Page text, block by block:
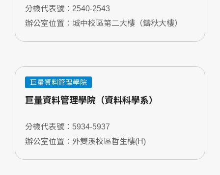
分機代表號：2540-2543
辦公室位置：城中校區第二大樓（鑄秋大樓）
巨量資料管理學院
巨量資料管理學院（資料科學系）
分機代表號：5934-5937
辦公室位置：外雙溪校區哲生樓(H)